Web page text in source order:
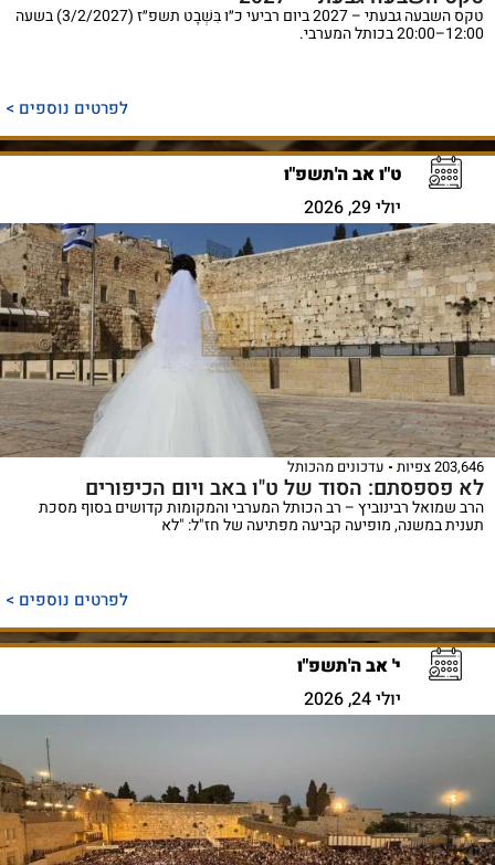
טקס השבעה גבעתי – 2027 ביום רביעי כ״ו בִּשְׁבָט תשפ״ז (3/2/2027) בשעה
12:00–20:00 בכותל המערבי.
לפרטים נוספים >
ט"ו אב ה'תשפ"ו
יולי 29, 2026
203,646 צפיות עדכונים מהכותל
לא פספסתם: הסוד של ט"ו באב ויום הכיפורים
הרב שמואל רבינוביץ – רב הכותל המערבי והמקומות קדושים בסוף מסכת
תענית במשנה, מופיעה קביעה מפתיעה של חז"ל: "לא
לפרטים נוספים >
י' אב ה'תשפ"ו
יולי 24, 2026